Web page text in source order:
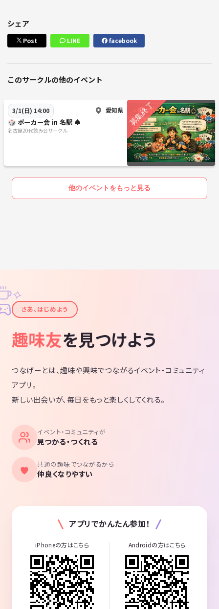
シェア
Post LINE facebook
このサークルの他のイベント
3/1(日) 14:00 愛知県
🎲 ポーカー会 in 名駅 ♠️
名古屋20代飲み会サークル
他のイベントをもっと見る
✦
✧
さあ、はじめよう
趣味友を見つけよう
つなげーとは、趣味や興味でつながるイベント・コミュニティ
アプリ。
新しい出会いが、毎日をもっと楽しくしてくれる。
イベント・コミュニティが
見つかる・つくれる
共通の趣味でつながるから
仲良くなりやすい
アプリでかんたん参加！
iPhoneの方はこちら Androidの方はこちら